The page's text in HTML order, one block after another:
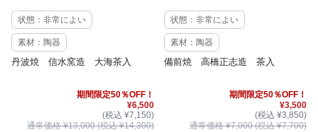
状態：非常によい
素材：陶器
丹波焼 信水窯造 大海茶入
期間限定50％OFF！
¥6,500
(税込 ¥7,150)
通常価格 ¥13,000 (税込 ¥14,300)
状態：非常によい
素材：陶器
備前焼 高橋正志造 茶入
期間限定50％OFF！
¥3,500
(税込 ¥3,850)
通常価格 ¥7,000 (税込 ¥7,700)